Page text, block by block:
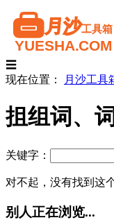
☰
现在位置：
月沙工具
抯组词、
关键字：
对不起，没有找到这
别人正在浏览...